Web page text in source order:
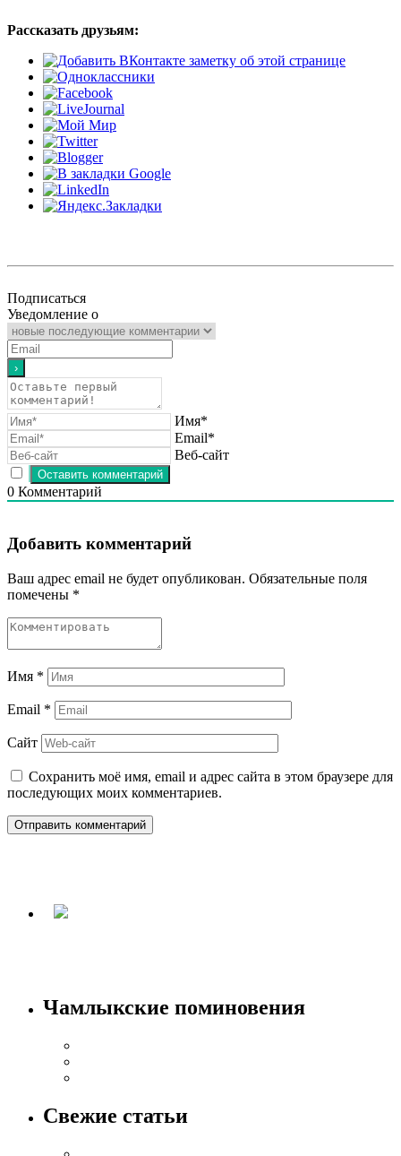
Рассказать друзьям:
Подписаться
Уведомление о
Имя*
Email*
Веб-сайт
0 Комментарий
Добавить комментарий
Ваш адрес email не будет опубликован. Обязательные поля
помечены *
Имя *
Email *
Сайт
Сохранить моё имя, email и адрес сайта в этом браузере для
последующих моих комментариев.
Чамлыкские поминовения
Свежие статьи